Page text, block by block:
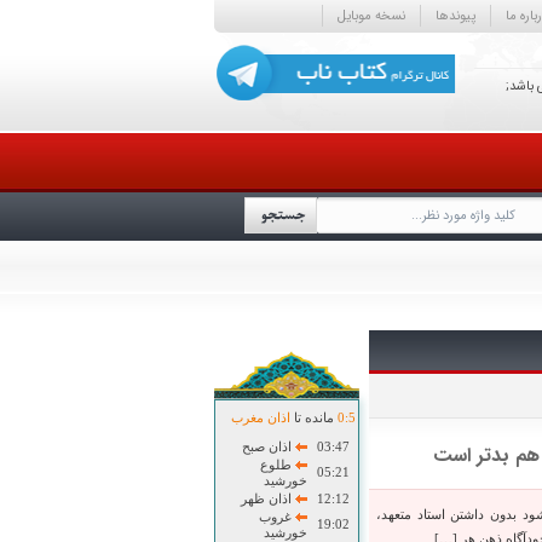
ما پیوندها نسخه موبایل
باشد;
0:5 مانده تا اذان مغرب
03:47
اذان صبح
05:21
طلوع
خورشید
12:12
اذان ظهر
19:02
غروب
خورشید
هم بدتر است
بدون داشتن استاد متعهد،
ذهن هر […]